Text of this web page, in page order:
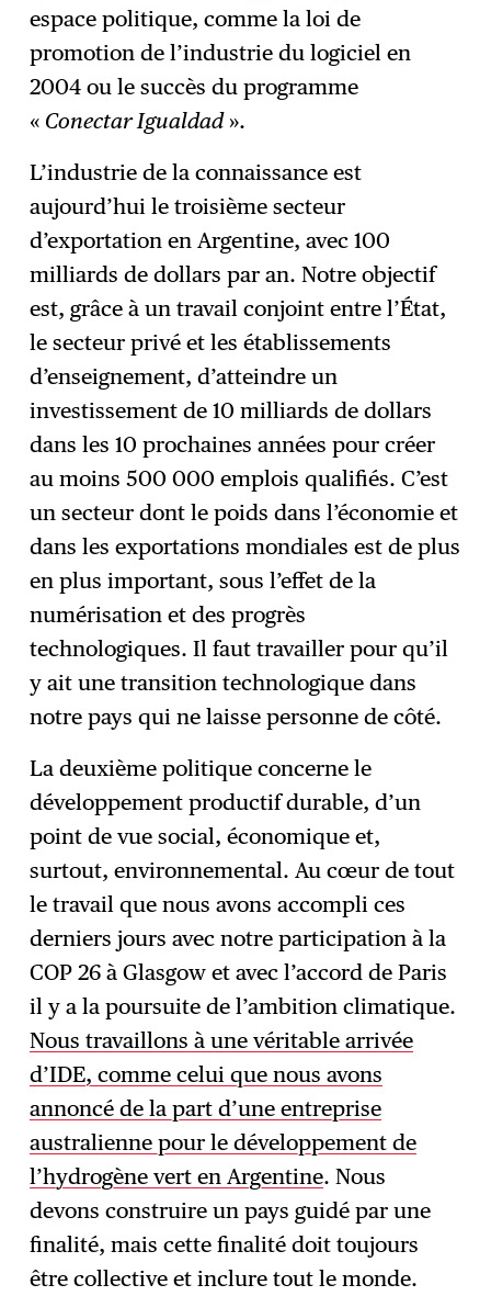
espace politique, comme la loi de
promotion de l’industrie du logiciel en
2004 ou le succès du programme
« Conectar Igualdad».
L’industrie de la connaissance est
aujourd’hui le troisième secteur
d’exportation en Argentine, avec 100
milliards de dollars par an. Notre objectif
est, grâce à un travail conjoint entre l’État,
le secteur privé et les établissements
d’enseignement, d’atteindre un
investissement de 10 milliards de dollars
dans les 10 prochaines années pour créer
au moins 500 000 emplois qualifiés. C’est
un secteur dont le poids dans l’économie et
dans les exportations mondiales est de plus
en plus important, sous l’effet de la
numérisation et des progrès
technologiques. Il faut travailler pour qu’il
y ait une transition technologique dans
notre pays qui ne laisse personne de côté.
La deuxième politique concerne le
développement productif durable, d’un
point de vue social, économique et,
surtout, environnemental. Au cœur de tout
le travail que nous avons accompli ces
derniers jours avec notre participation à la
COP 26 à Glasgow et avec l’accord de Paris
il y a la poursuite de l’ambition climatique.
Nous travaillons à une véritable arrivée
d’IDE, comme celui que nous avons
annoncé de la part d’une entreprise
australienne pour le développement de
l’hydrogène vert en Argentine. Nous
devons construire un pays guidé par une
finalité, mais cette finalité doit toujours
être collective et inclure tout le monde.